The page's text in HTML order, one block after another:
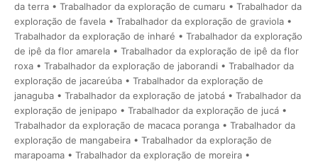
da terra • Trabalhador da exploração de cumaru • Trabalhador da
exploração de favela • Trabalhador da exploração de graviola •
Trabalhador da exploração de inharé • Trabalhador da exploração
de ipê da flor amarela • Trabalhador da exploração de ipê da flor
roxa • Trabalhador da exploração de jaborandi • Trabalhador da
exploração de jacareúba • Trabalhador da exploração de
janaguba • Trabalhador da exploração de jatobá • Trabalhador da
exploração de jenipapo • Trabalhador da exploração de jucá •
Trabalhador da exploração de macaca poranga • Trabalhador da
exploração de mangabeira • Trabalhador da exploração de
marapoama • Trabalhador da exploração de moreira •